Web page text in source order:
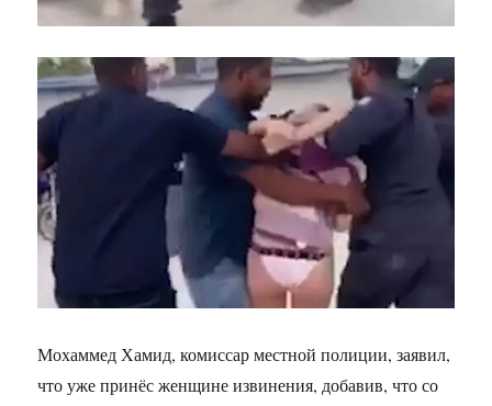
Мохаммед Хамид, комиссар местной полиции, заявил,
что уже принёс женщине извинения, добавив, что со